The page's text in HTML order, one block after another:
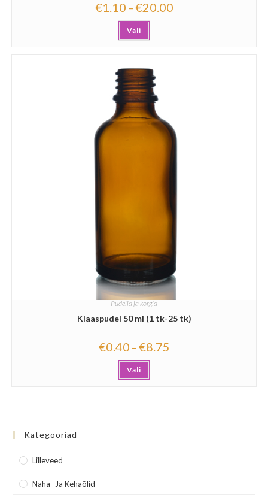
€1.10 –€20.00
Vali
Pudelid ja korgid
Klaaspudel 50 ml (1 tk-25 tk)
€0.40 –€8.75
Vali
Kategooriad
Lilleveed
Naha- Ja Kehaõlid